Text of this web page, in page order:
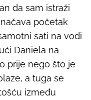
da sam istraži
početak
sati na vodi
Daniela na
prije nego što je
a tuga se
između